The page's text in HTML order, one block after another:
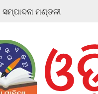
ସମ୍ପାଦନା ମଣ୍ଡଳୀ